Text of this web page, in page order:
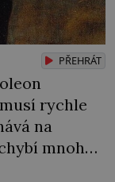
PŘEHRÁT
rychle
na
mnoho